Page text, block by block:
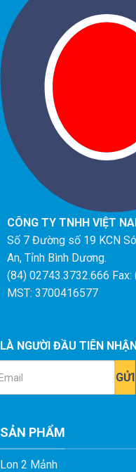
CÔNG TY TNHH VIỆT
Số 7 Đường số 19 KCN
An, Tỉnh Bình Dương.
(84) 02743.3732.666
MST: 3700416577
LÀ NGƯỜI ĐẦU TIÊN
SẢN PHẨM
Lon 2 Mảnh